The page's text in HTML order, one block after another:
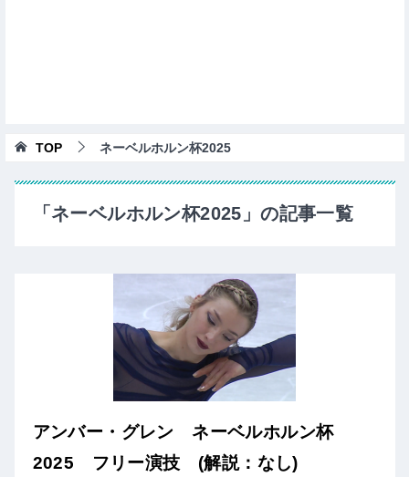
TOP ネーベルホルン杯2025
「ネーベルホルン杯2025」の記事一覧
アンバー・グレン ネーベルホルン杯
2025 フリー演技 (解説：なし)